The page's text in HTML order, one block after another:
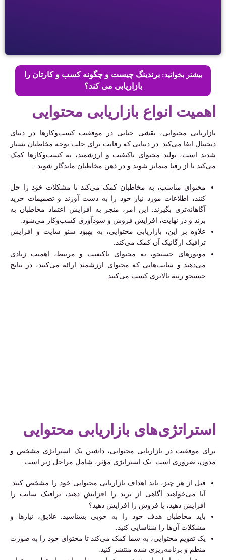
بیشتر بخوانید:برندینگ چیست و چگونه کسب و کارتان را
بازاریابی می کند؟
اهمیت انواع بازاریابی محتوایی
بازاریابی محتوایی، نقشی حیاتی در موفقیت کسب‌وکارها در دنیای
دیجیتال ایفا می‌کند. در دنیایی که رقابت برای جلب توجه مخاطبان بسیار
شدید است، تولید محتوای باکیفیت و ارزشمند، به کسب‌وکارها کمک
می‌کند تا از رقبا متمایز شوند و در ذهن مخاطبان ماندگار شوند.
محتوای مناسب، به مخاطبان کمک می‌کند تا مشکلات خود را حل
کنند، اطلاعات مورد نیاز خود را به دست آورند و تصمیمات خرید
آگاهانه‌تری بگیرند. این امر، منجر به افزایش اعتماد مخاطبان به
برند و در نهایت، افزایش فروش و سودآوری کسب‌وکار می‌شود.
علاوه بر این، بازاریابی محتوایی، به بهبود سئو سایت و افزایش
ترافیک ارگانیک آن کمک می‌کند.
موتورهای جستجو، به محتوای باکیفیت و مرتبط، اهمیت زیادی
می‌دهند و سایت‌هایی که محتوای ارزشمند ارائه می‌کنند، در نتایج
جستجو رتبه بالاتری کسب می‌کنند.
استراتژی‌های بازاریابی محتوایی
برای موفقیت در بازاریابی محتوایی، داشتن یک استراتژی مشخص و
مدون، ضروری است. یک استراتژی مؤثر، شامل مراحل زیر است:
قبل از هر چیز، باید اهداف بازاریابی محتوایی خود را مشخص کنید.
آیا می‌خواهید آگاهی از برند را افزایش دهید، ترافیک سایت را
افزایش دهید، یا فروش را افزایش دهید؟
باید مخاطبان هدف خود را به خوبی بشناسید. علایق، نیازها و
مشکلات آن‌ها را شناسایی کنید.
یک تقویم محتوایی، به شما کمک می‌کند تا محتوای خود را به صورت
منظم و برنامه‌ریزی شده منتشر کنید.